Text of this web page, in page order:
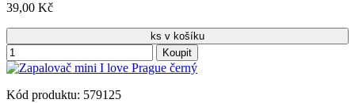
39,00 Kč
ks v košíku
Koupit
Kód produktu: 579125